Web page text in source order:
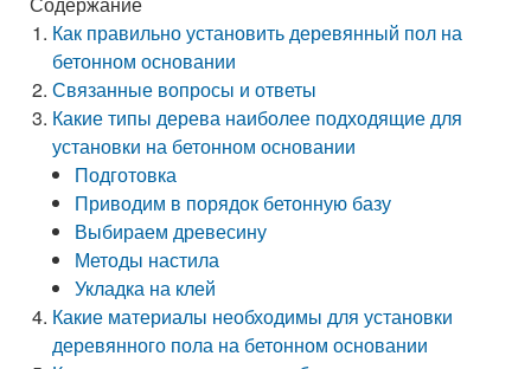
Как правильно установить деревянный пол на
бетонном основании
Связанные вопросы и ответы
Какие типы дерева наиболее подходящие для
установки на бетонном основании
Подготовка
Приводим в порядок бетонную базу
Выбираем древесину
Методы настила
Укладка на клей
Какие материалы необходимы для установки
деревянного пола на бетонном основании